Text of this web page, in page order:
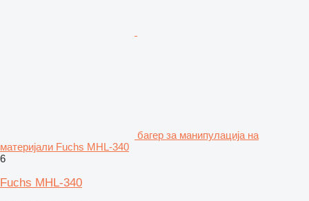
багер за манипулација на
материјали Fuchs MHL-340
6
Fuchs MHL-340